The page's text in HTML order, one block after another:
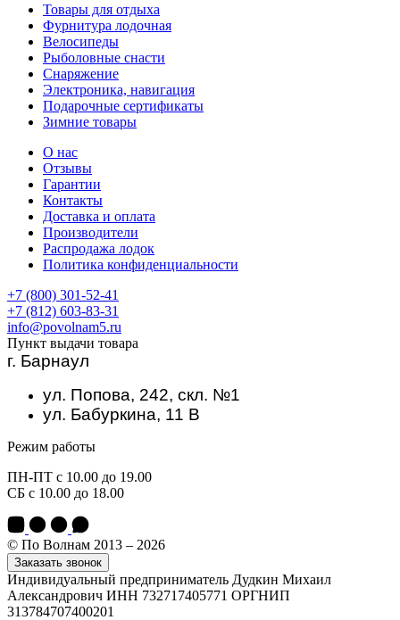
Товары для отдыха
Фурнитура лодочная
Велосипеды
Рыболовные снасти
Снаряжение
Электроника, навигация
Подарочные сертификаты
Зимние товары
О нас
Отзывы
Гарантии
Контакты
Доставка и оплата
Производители
Распродажа лодок
Политика конфиденциальности
+7 (800) 301-52-41
+7 (812) 603-83-31
info@povolnam5.ru
Пункт выдачи товара
г. Барнаул
ул. Попова, 242, скл. №1
ул. Бабуркина, 11 В
Режим работы
ПН-ПТ с 10.00 до 19.00
СБ с 10.00 до 18.00
© По Волнам 2013 – 2026
Заказать звонок
Индивидуальный предприниматель Дудкин Михаил
Александрович ИНН 732717405771 ОРГНИП
313784707400201